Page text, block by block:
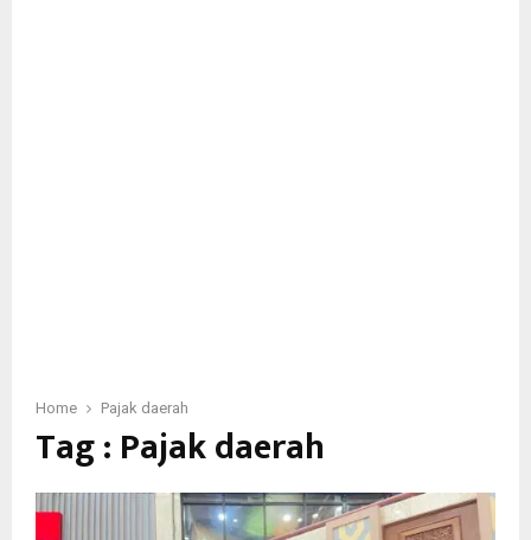
Home Pajak daerah
Tag : Pajak daerah